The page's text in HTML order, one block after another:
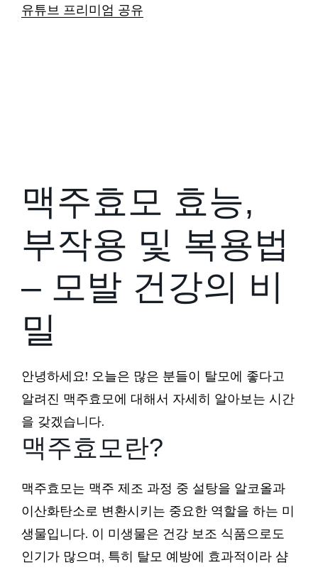
유튜브 프리미엄 공유
맥주효모 효능,
부작용 및 복용법
– 모발 건강의 비
밀
안녕하세요! 오늘은 많은 분들이 탈모에 좋다고
알려진 맥주효모에 대해서 자세히 알아보는 시간
을 갖겠습니다.
맥주효모란?
맥주효모는 맥주 제조 과정 중 설탕을 알코올과
이산화탄소로 변환시키는 중요한 역할을 하는 미
생물입니다. 이 미생물은 건강 보조 식품으로도
인기가 많으며, 특히 탈모 예방에 효과적이라 샴